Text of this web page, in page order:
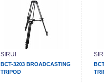
SIRUI
BCT-3203 BROADCASTING
TRIPOD